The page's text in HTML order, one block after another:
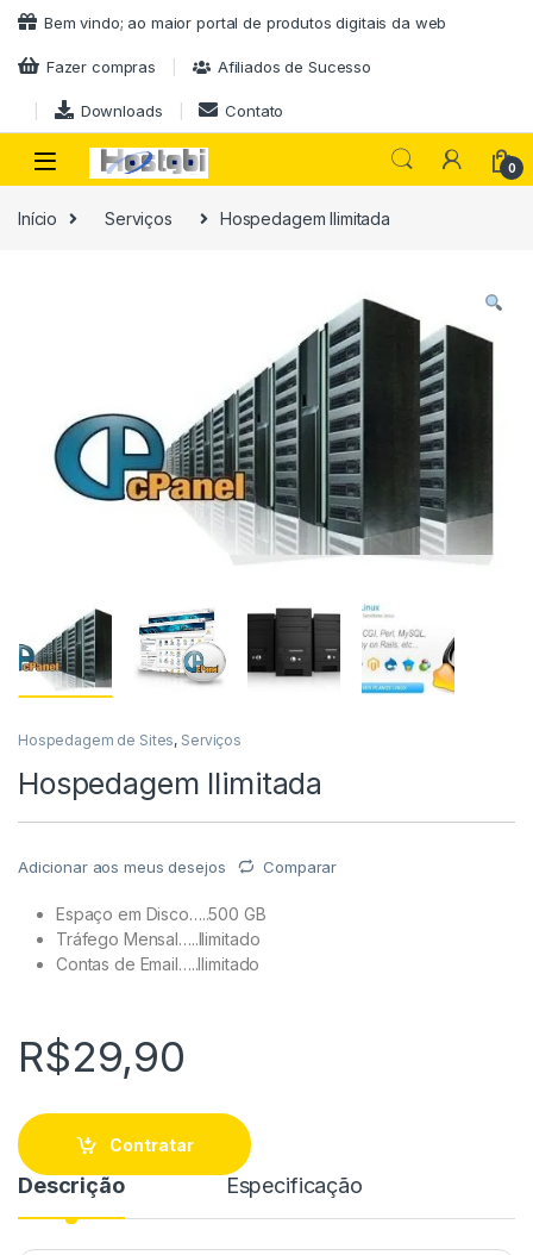
Ir para a navegação
Ir para o conteúdo
Bem vindo; ao maior portal de produtos digitais da web
Fazer compras Afiliados de Sucesso
Downloads Contato
0
Início Serviços Hospedagem Ilimitada
Hospedagem de Sites, Serviços
Hospedagem Ilimitada
Adicionar aos meus desejos Comparar
Espaço em Disco…..500 GB
Tráfego Mensal…..Ilimitado
Contas de Email…..Ilimitado
R$29,90
Contratar
Descrição Especificação